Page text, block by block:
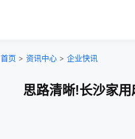
首页 > 资讯中心 > 企业快讯
思路清晰!长沙家